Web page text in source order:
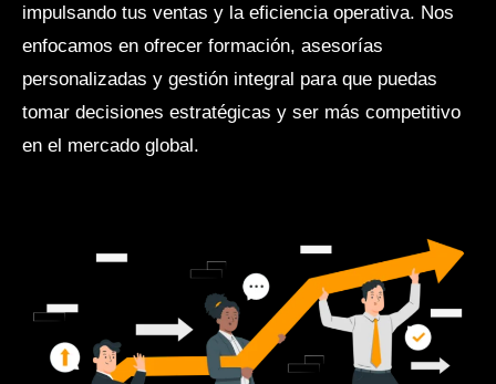
impulsando tus ventas y la eficiencia operativa. Nos
enfocamos en ofrecer formación, asesorías
personalizadas y gestión integral para que puedas
tomar decisiones estratégicas y ser más competitivo
en el mercado global.